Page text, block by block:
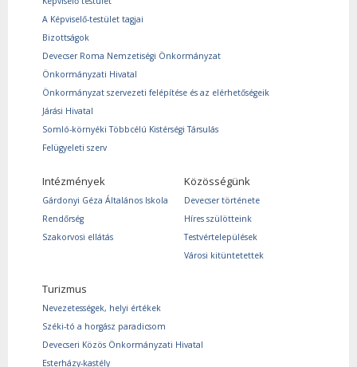
A Képviselő-testület tagjai
Bizottságok
Devecser Roma Nemzetiségi Önkormányzat
Önkormányzati Hivatal
Önkormányzat szervezeti felépítése és az elérhetőségeik
Járási Hivatal
Somló-környéki Többcélú Kistérségi Társulás
Felügyeleti szerv
Intézmények
Gárdonyi Géza Általános Iskola
Rendőrség
Szakorvosi ellátás
Közösségünk
Devecser története
Híres szülötteink
Testvértelepülések
Városi kitüntetettek
Turizmus
Nevezetességek, helyi értékek
Széki-tó a horgász paradicsom
Devecseri Közös Önkormányzati Hivatal
Esterházy-kastély